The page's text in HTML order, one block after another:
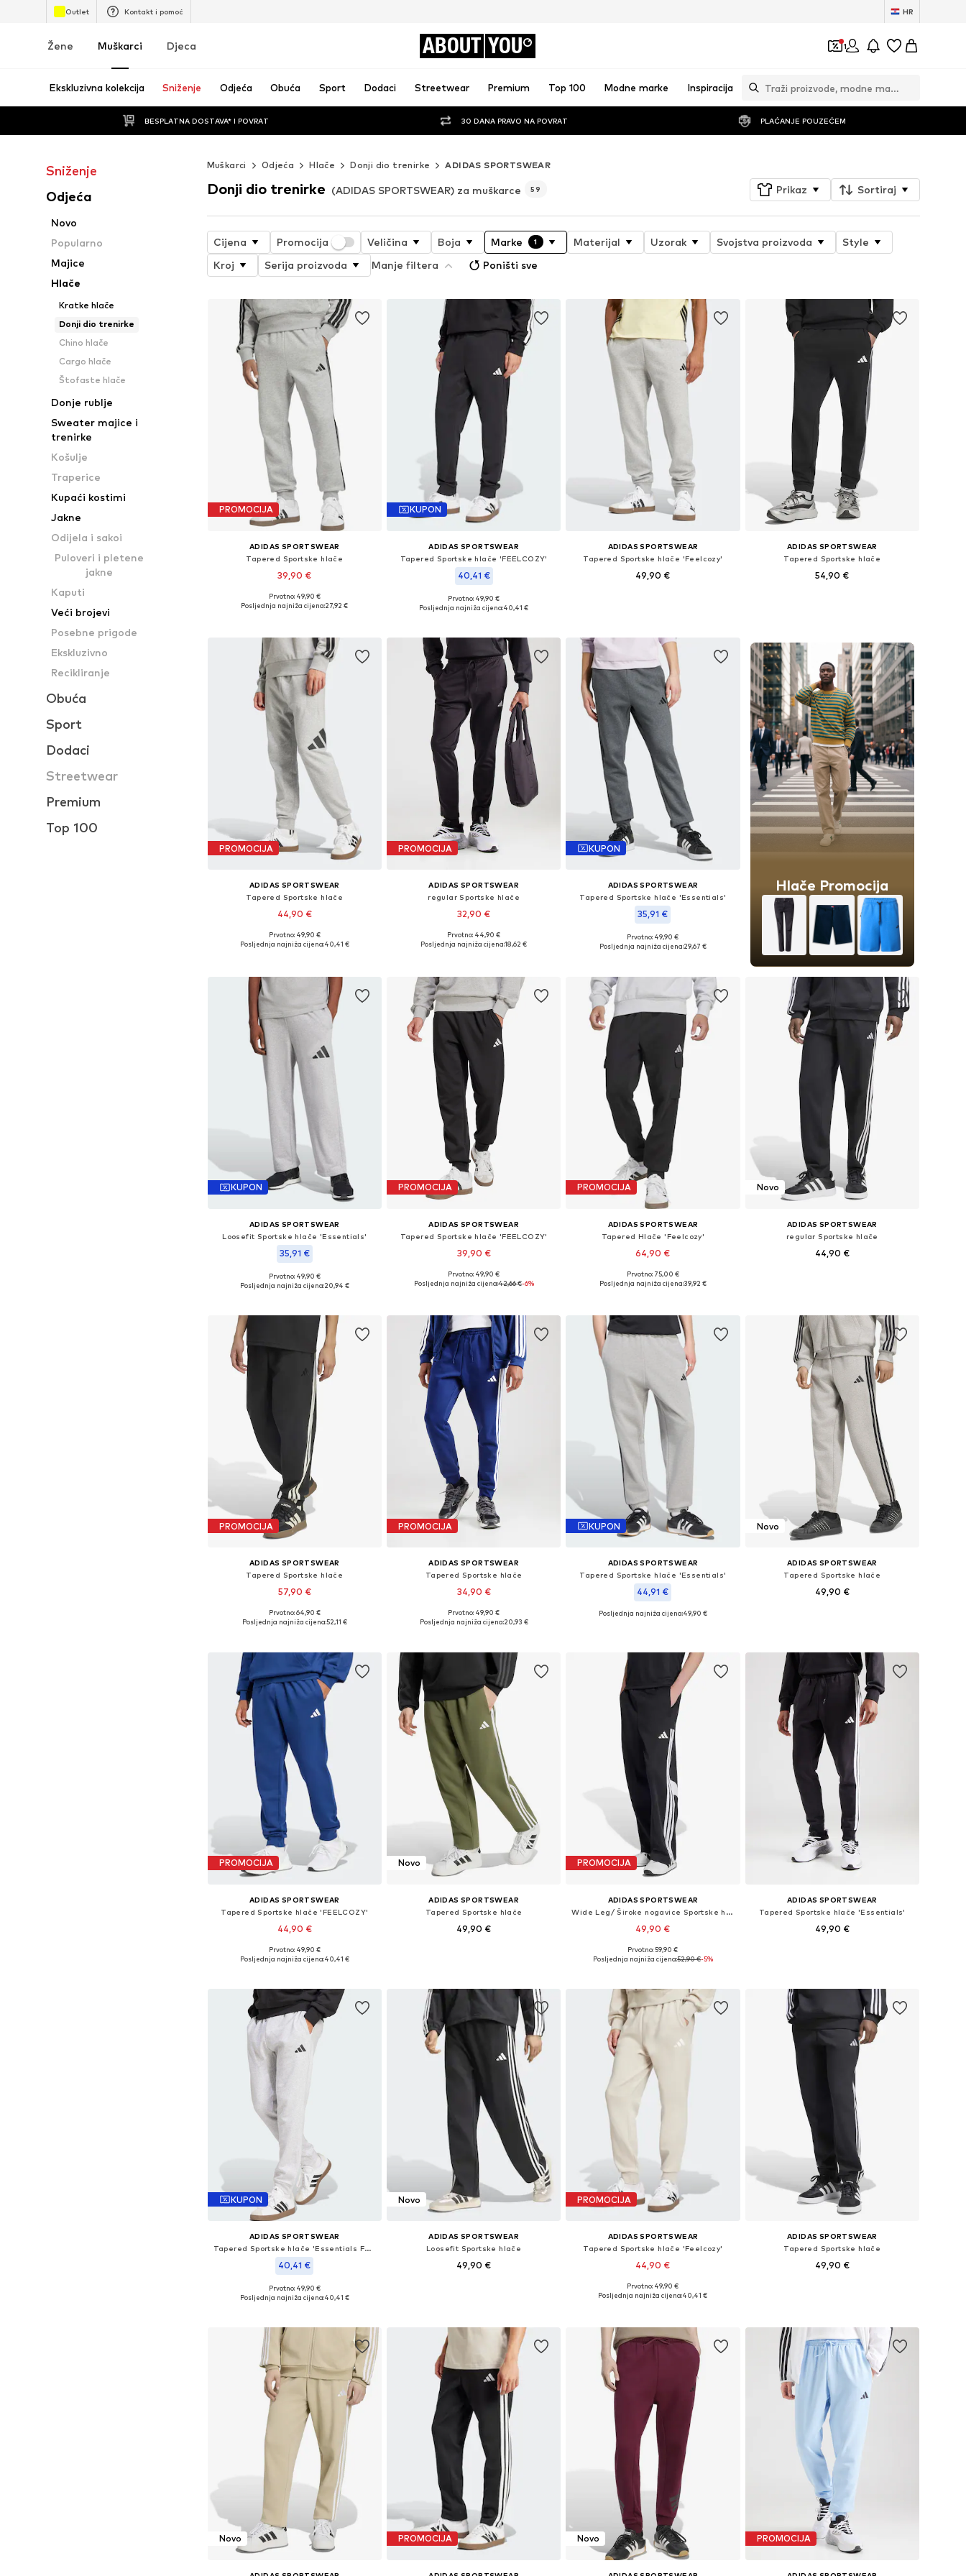
Outlet Kontakt i pomoć HR
Žene Muškarci Djeca ABOUT YOU 1
Ekskluzivna kolekcija Sniženje Odjeća Obuća Sport Dodaci Streetwear Premium Top 100 Modne marke Inspiracija
BESPLATNA DOSTAVA* I POVRAT 30 DANA PRAVO NA POVRAT PLAĆANJE POUZEĆEM
Sniženje
Odjeća
Novo
Popularno
Majice
Hlače
Kratke hlače
Donji dio trenirke
Chino hlače
Cargo hlače
Štofaste hlače
Donje rublje
Sweater majice i
trenirke
Košulje
Traperice
Kupaći kostimi
Jakne
Odijela i sakoi
Puloveri i pletene
jakne
Kaputi
Veći brojevi
Posebne prigode
Ekskluzivno
Recikliranje
Obuća
Sport
Dodaci
Streetwear
Premium
Top 100
Muškarci Odjeća Hlače Donji dio trenirke ADIDAS SPORTSWEAR
Donji dio trenirke (ADIDAS SPORTSWEAR) za muškarce 59 Prikaz Sortiraj
Cijena Promocija Veličina Boja Marke 1 Materijal Uzorak Svojstva proizvoda
Style
Kroj
Serija proizvoda Manje filtera Poništi sve
PROMOCIJA
ADIDAS SPORTSWEAR
Tapered Sportske hlače
39,90 €
+ 2
Dostupne veličine: XS, S, M, L, XL
Prvotno: 49,90 €
Posljednja najniža cijena:27,92 €
KUPON
ADIDAS SPORTSWEAR
Tapered Sportske hlače 'FEELCOZY'
40,41 €
Prvotno: 49,90 €
Posljednja najniža cijena:40,41 €
ADIDAS SPORTSWEAR
Tapered Sportske hlače 'Feelcozy'
49,90 €
ADIDAS SPORTSWEAR
Tapered Sportske hlače
54,90 €
PROMOCIJA
ADIDAS SPORTSWEAR
Tapered Sportske hlače
44,90 €
Dostupne veličine: XS, S, M, L, XL
Prvotno: 49,90 €
Posljednja najniža cijena:40,41 €
PROMOCIJA
ADIDAS SPORTSWEAR
regular Sportske hlače
32,90 €
Prvotno: 44,90 €
Posljednja najniža cijena:18,62 €
KUPON
ADIDAS SPORTSWEAR
Tapered Sportske hlače 'Essentials'
35,91 €
+ 2
Dostupne veličine: S, M, L
Prvotno: 49,90 €
Posljednja najniža cijena:29,67 €
Hlače Promocija
KUPON
ADIDAS SPORTSWEAR
Loosefit Sportske hlače 'Essentials'
35,91 €
Dostupne veličine: XS x regular, L x regular
Prvotno: 49,90 €
Posljednja najniža cijena:20,94 €
PROMOCIJA
ADIDAS SPORTSWEAR
Tapered Sportske hlače 'FEELCOZY'
39,90 €
+ 3
Dostupne veličine: XS, S, M, L, XL
Prvotno: 49,90 €
Posljednja najniža cijena:42,66 €-6%
PROMOCIJA
ADIDAS SPORTSWEAR
Tapered Hlače 'Feelcozy'
64,90 €
Dostupno u više veličina
Prvotno: 75,00 €
Posljednja najniža cijena:39,92 €
Novo
ADIDAS SPORTSWEAR
regular Sportske hlače
44,90 €
PROMOCIJA
ADIDAS SPORTSWEAR
Tapered Sportske hlače
57,90 €
Dostupne veličine: XS, S, M, L, XL
Prvotno: 64,90 €
Posljednja najniža cijena:52,11 €
PROMOCIJA
ADIDAS SPORTSWEAR
Tapered Sportske hlače
34,90 €
+ 2
Dostupne veličine: XS, S, M, L, XL
Prvotno: 49,90 €
Posljednja najniža cijena:20,93 €
KUPON
ADIDAS SPORTSWEAR
Tapered Sportske hlače 'Essentials'
44,91 €
Posljednja najniža cijena:49,90 €
Novo
ADIDAS SPORTSWEAR
Tapered Sportske hlače
49,90 €
PROMOCIJA
ADIDAS SPORTSWEAR
Tapered Sportske hlače 'FEELCOZY'
44,90 €
+ 3
Dostupne veličine: XS, S, M, L, XL
Prvotno: 49,90 €
Posljednja najniža cijena:40,41 €
Novo
ADIDAS SPORTSWEAR
Tapered Sportske hlače
49,90 €
PROMOCIJA
ADIDAS SPORTSWEAR
Wide Leg/ Široke nogavice Sportske hlače 'TIRO OH'
49,90 €
Dostupne veličine: XS, S, M, L, XL
Prvotno: 59,90 €
Posljednja najniža cijena:52,90 €-5%
ADIDAS SPORTSWEAR
Tapered Sportske hlače 'Essentials'
49,90 €
KUPON
ADIDAS SPORTSWEAR
Tapered Sportske hlače 'Essentials Feelcozy'
40,41 €
+ 3
Prvotno: 49,90 €
Posljednja najniža cijena:40,41 €
Novo
ADIDAS SPORTSWEAR
Loosefit Sportske hlače
49,90 €
PROMOCIJA
ADIDAS SPORTSWEAR
Tapered Sportske hlače 'Feelcozy'
44,90 €
+ 3
Dostupne veličine: XS, S, M, L, XL
Prvotno: 49,90 €
Posljednja najniža cijena:40,41 €
ADIDAS SPORTSWEAR
Tapered Sportske hlače
49,90 €
Novo PROMOCIJA Novo PROMOCIJA